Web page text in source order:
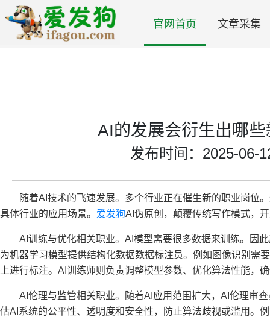
官网首页 文章采集
AI的发展会衍生出哪
发布时间：2025-06-
随着AI技术的飞速发展。多个行业正在催生新的职业岗位
具体行业的应用场景。 爱发狗AI伪原创，颠覆传统写作模式，
​​AI训练与优化相关职业​​。AI模型需要很多数据来训练。因
为机器学习模型提供结构化数据数据标注员。例如图像识别需
上进行标注。AI训练师则负责调整模型参数、优化算法性能，
AI伦理与监管相关职业​​。随着AI应用范围扩大，AI伦理审
估AI系统的公平性、透明度和安全性，防止算法歧视或滥用。